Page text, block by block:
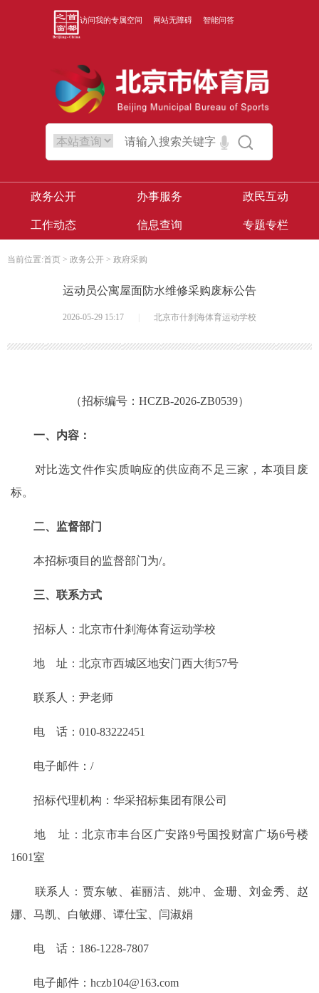
访问我的专属空间 网站无障碍 智能问答
政务公开 办事服务 政民互动
工作动态 信息查询 专题专栏
当前位置:首页 > 政务公开 > 政府采购
运动员公寓屋面防水维修采购废标公告
2026-05-29 15:17 北京市什刹海体育运动学校
（招标编号：HCZB-2026-ZB0539）
一、内容：
对比选文件作实质响应的供应商不足三家，本项目废
标。
二、监督部门
本招标项目的监督部门为/。
三、联系方式
招标人：北京市什刹海体育运动学校
地 址：北京市西城区地安门西大街57号
联系人：尹老师
电 话：010-83222451
电子邮件：/
招标代理机构：华采招标集团有限公司
地 址：北京市丰台区广安路9号国投财富广场6号楼
1601室
联系人：贾东敏、崔丽洁、姚冲、金珊、刘金秀、赵
娜、马凯、白敏娜、谭仕宝、闫淑娟
电 话：186-1228-7807
电子邮件：hczb104@163.com